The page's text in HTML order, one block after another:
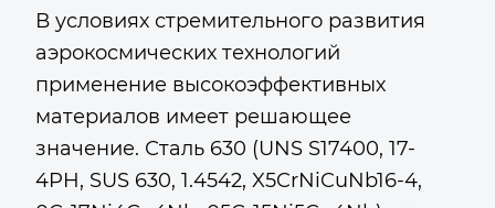
В условиях стремительного развития
аэрокосмических технологий
применение высокоэффективных
материалов имеет решающее
значение. Сталь 630 (UNS S17400, 17-
4PH, SUS 630, 1.4542, X5CrNiCuNb16-4,